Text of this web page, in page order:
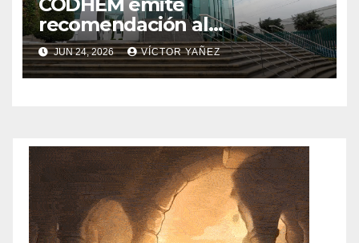
recomendación al
Ayuntamiento de
Atlacomulco por violaciones a
derechos humanos
JUN 24, 2026 VÍCTOR YAÑEZ